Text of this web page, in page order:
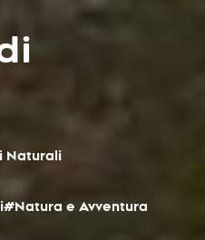
Naturali
#Natura e Avventura